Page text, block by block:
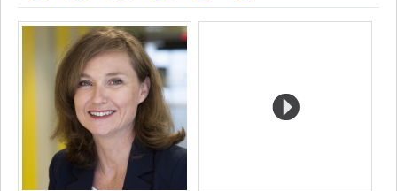
Page
professionnelle
(faculté,département,école)
Site
web
de
l’unité
de
recherche
PubMedLinkedInCompteAutre
Media